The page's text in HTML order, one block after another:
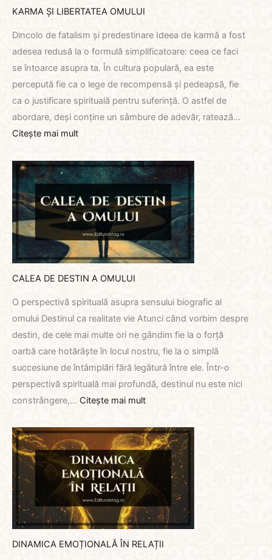
KARMA ȘI LIBERTATEA OMULUI
Dincolo de fatalism și predestinare Ideea de karmă a fost
adesea redusă la o formulă simplificatoare: ceea ce faci
se întoarce asupra ta. În cultura populară, ea este
percepută fie ca o lege de recompensă și pedeapsă, fie
ca o justificare spirituală pentru suferință. O astfel de
abordare, deși conține un sâmbure de adevăr, ratează…
Citește mai mult:
ȘI
LIBERTATEA
OMULUI
CALEA DE DESTIN A OMULUI
O perspectivă spirituală asupra sensului biografic al
omului Destinul ca realitate vie Atunci când vorbim despre
destin, de cele mai multe ori ne gândim fie la o forță
oarbă care hotărăște în locul nostru, fie la o simplă
succesiune de întâmplări fără legătură între ele. Într-o
perspectivă spirituală mai profundă, destinul nu este nici
constrângere,… Citește mai mult:
DE
DESTIN
OMULUI
DINAMICA EMOȚIONALĂ ÎN RELAȚII